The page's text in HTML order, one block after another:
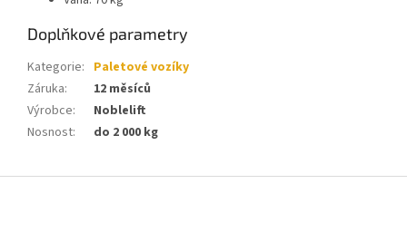
Doplňkové parametry
Kategorie: Paletové vozíky
Záruka:
12 měsíců
Výrobce:
Noblelift
Nosnost: do 2 000 kg